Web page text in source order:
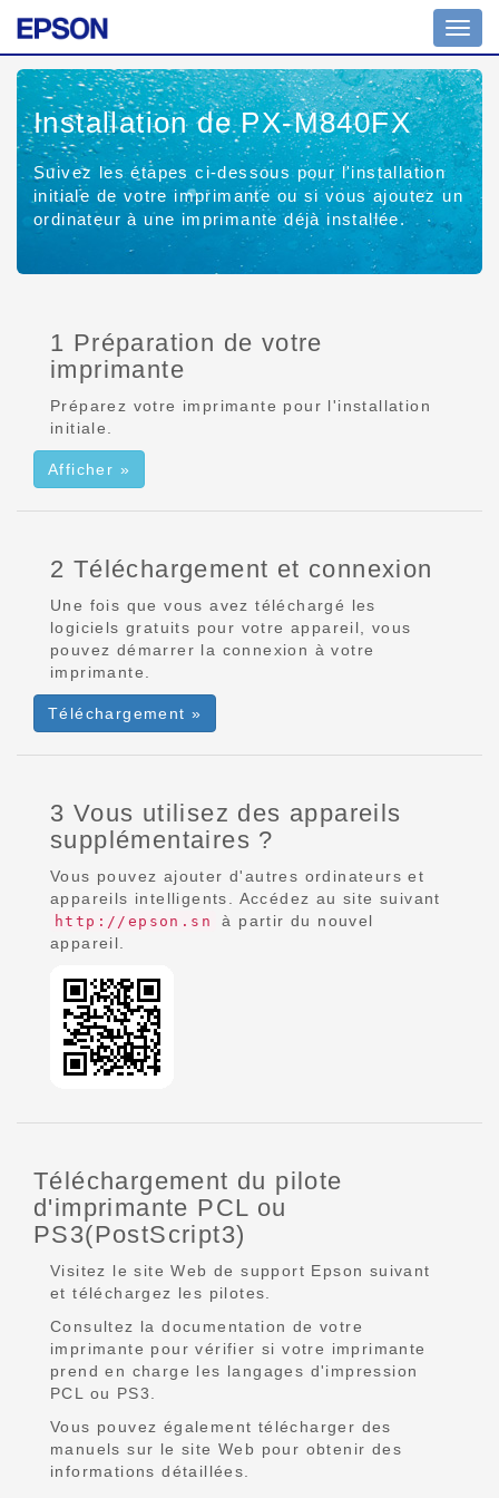
ou
la
Installation de PX-M840FX
Suivez les étapes ci-dessous pour l'installation
initiale de votre imprimante ou si vous ajoutez un
ordinateur à une imprimante déjà installée.
1 Préparation de votre
imprimante
Préparez votre imprimante pour l'installation
initiale.
Afficher »
2 Téléchargement et connexion
Une fois que vous avez téléchargé les
logiciels gratuits pour votre appareil, vous
pouvez démarrer la connexion à votre
imprimante.
Téléchargement »
3 Vous utilisez des appareils
supplémentaires ?
Vous pouvez ajouter d'autres ordinateurs et
appareils intelligents. Accédez au site suivant
http://epson.sn
à partir du nouvel
appareil.
Téléchargement du pilote
d'imprimante PCL ou
PS3(PostScript3)
Visitez le site Web de support Epson suivant
et téléchargez les pilotes.
Consultez la documentation de votre
imprimante pour vérifier si votre imprimante
prend en charge les langages d'impression
PCL ou PS3.
Vous pouvez également télécharger des
manuels sur le site Web pour obtenir des
informations détaillées.